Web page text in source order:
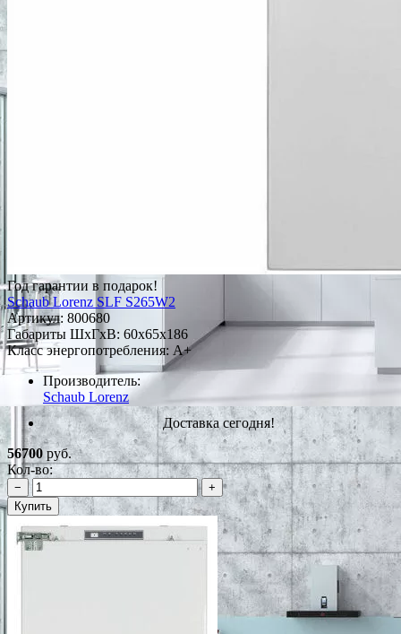
Год гарантии в подарок!
Schaub Lorenz SLF S265W2
Артикул: 800680
Габариты ШxГxВ: 60x65x186
Класс энергопотребления: A+
Производитель:
Schaub Lorenz
Доставка сегодня!
56700руб.
Кол-во:
−
+
Купить